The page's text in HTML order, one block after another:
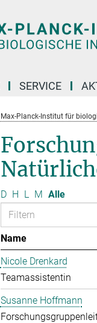
SERVICE
Max-Planck-Institut für
D H L M Alle
Name
Nicole Drenkard
Teamassistentin
Susanne Hoffmann